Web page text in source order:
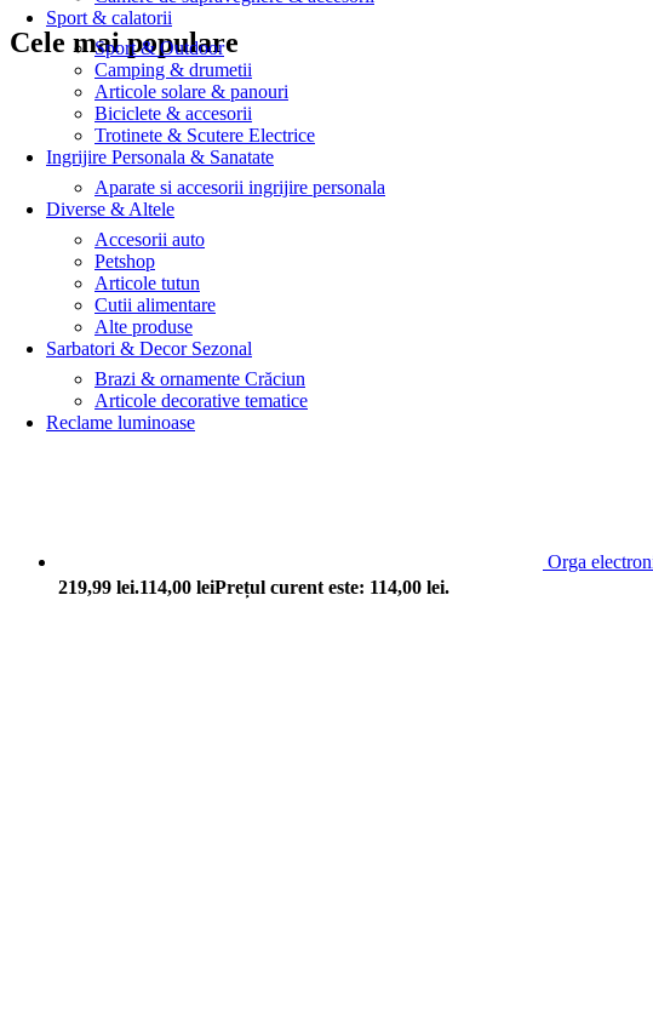
Sport & calatorii
Sport & Outdoor
Camping & drumetii
Articole solare & panouri
Biciclete & accesorii
Trotinete & Scutere Electrice
Ingrijire Personala & Sanatate
Aparate si accesorii ingrijire personala
Diverse & Altele
Accesorii auto
Petshop
Articole tutun
Cutii alimentare
Alte produse
Sarbatori & Decor Sezonal
Brazi & ornamente Crăciun
Articole decorative tematice
Reclame luminoase
Cele mai populare
Orga
219,99 lei.114,00 leiPrețul curent este: 114,00 lei.